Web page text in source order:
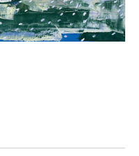
会社案内